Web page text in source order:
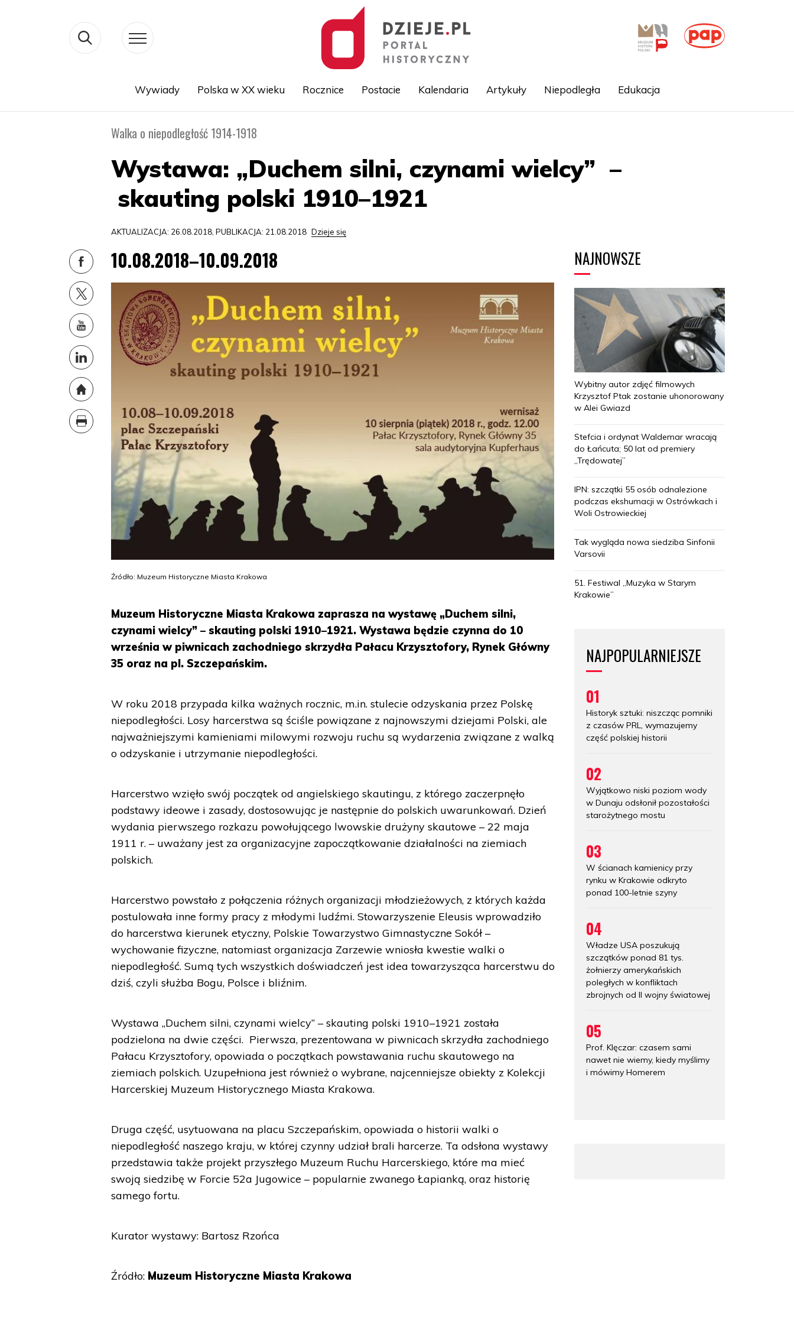
Wywiady Polska w XX wieku Rocznice Postacie Kalendaria Artykuły Niepodległa Edukacja
Walka o niepodległość 1914-1918
Wystawa: „Duchem silni, czynami wielcy” –
skauting polski 1910–1921
AKTUALIZACJA: 26.08.2018, PUBLIKACJA: 21.08.2018 Dzieje się
10.08.2018–10.09.2018
Źródło: Muzeum Historyczne Miasta Krakowa
Muzeum Historyczne Miasta Krakowa zaprasza na wystawę „Duchem silni,
czynami wielcy” – skauting polski 1910–1921. Wystawa będzie czynna do 10
września w piwnicach zachodniego skrzydła Pałacu Krzysztofory, Rynek Główny
35 oraz na pl. Szczepańskim.
W roku 2018 przypada kilka ważnych rocznic, m.in. stulecie odzyskania przez Polskę
niepodległości. Losy harcerstwa są ściśle powiązane z najnowszymi dziejami Polski, ale
najważniejszymi kamieniami milowymi rozwoju ruchu są wydarzenia związane z walką
o odzyskanie i utrzymanie niepodległości.
Harcerstwo wzięło swój początek od angielskiego skautingu, z którego zaczerpnęło
podstawy ideowe i zasady, dostosowując je następnie do polskich uwarunkowań. Dzień
wydania pierwszego rozkazu powołującego lwowskie drużyny skautowe – 22 maja
1911 r. – uważany jest za organizacyjne zapoczątkowanie działalności na ziemiach
polskich.
Harcerstwo powstało z połączenia różnych organizacji młodzieżowych, z których każda
postulowała inne formy pracy z młodymi ludźmi. Stowarzyszenie Eleusis wprowadziło
do harcerstwa kierunek etyczny, Polskie Towarzystwo Gimnastyczne Sokół –
wychowanie fizyczne, natomiast organizacja Zarzewie wniosła kwestie walki o
niepodległość. Sumą tych wszystkich doświadczeń jest idea towarzysząca harcerstwu do
dziś, czyli służba Bogu, Polsce i bliźnim.
Wystawa „Duchem silni, czynami wielcy” – skauting polski 1910–1921 została
podzielona na dwie części. Pierwsza, prezentowana w piwnicach skrzydła zachodniego
Pałacu Krzysztofory, opowiada o początkach powstawania ruchu skautowego na
ziemiach polskich. Uzupełniona jest również o wybrane, najcenniejsze obiekty z Kolekcji
Harcerskiej Muzeum Historycznego Miasta Krakowa.
Druga część, usytuowana na placu Szczepańskim, opowiada o historii walki o
niepodległość naszego kraju, w której czynny udział brali harcerze. Ta odsłona wystawy
przedstawia także projekt przyszłego Muzeum Ruchu Harcerskiego, które ma mieć
swoją siedzibę w Forcie 52a Jugowice – popularnie zwanego Łapianką, oraz historię
samego fortu.
Kurator wystawy: Bartosz Rzońca
Źródło: Muzeum Historyczne Miasta Krakowa
NAJNOWSZE
Wybitny autor zdjęć filmowych
Krzysztof Ptak zostanie uhonorowany
w Alei Gwiazd
Stefcia i ordynat Waldemar wracają
do Łańcuta; 50 lat od premiery
„Trędowatej”
IPN: szczątki 55 osób odnalezione
podczas ekshumacji w Ostrówkach i
Woli Ostrowieckiej
Tak wygląda nowa siedziba Sinfonii
Varsovii
51. Festiwal „Muzyka w Starym
Krakowie”
NAJPOPULARNIEJSZE
01
Historyk sztuki: niszcząc pomniki
z czasów PRL, wymazujemy
część polskiej historii
02
Wyjątkowo niski poziom wody
w Dunaju odsłonił pozostałości
starożytnego mostu
03
W ścianach kamienicy przy
rynku w Krakowie odkryto
ponad 100-letnie szyny
04
Władze USA poszukują
szczątków ponad 81 tys.
żołnierzy amerykańskich
poległych w konfliktach
zbrojnych od II wojny światowej
05
Prof. Klęczar: czasem sami
nawet nie wiemy, kiedy myślimy
i mówimy Homerem